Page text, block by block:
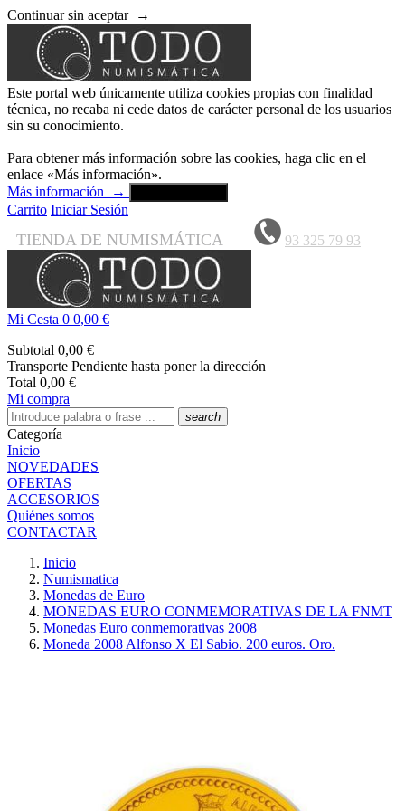
Continuar sin aceptar →
Este portal web únicamente utiliza cookies propias con finalidad
técnica, no recaba ni cede datos de carácter personal de los usuarios
sin su conocimiento.
Para obtener más información sobre las cookies, haga clic en el
enlace «Más información».
Más información
→
Carrito Iniciar Sesión
TIENDA DE NUMISMÁTICA 93 325 79 93
Mi Cesta 0 0,00 €
Subtotal 0,00 €
Transporte Pendiente hasta poner la dirección
Total 0,00 €
Mi compra
search
Categoría
Inicio
NOVEDADES
OFERTAS
ACCESORIOS
Quiénes somos
CONTACTAR
Inicio
Numismatica
Monedas de Euro
MONEDAS EURO CONMEMORATIVAS DE LA FNMT
Monedas Euro conmemorativas 2008
Moneda 2008 Alfonso X El Sabio. 200 euros. Oro.